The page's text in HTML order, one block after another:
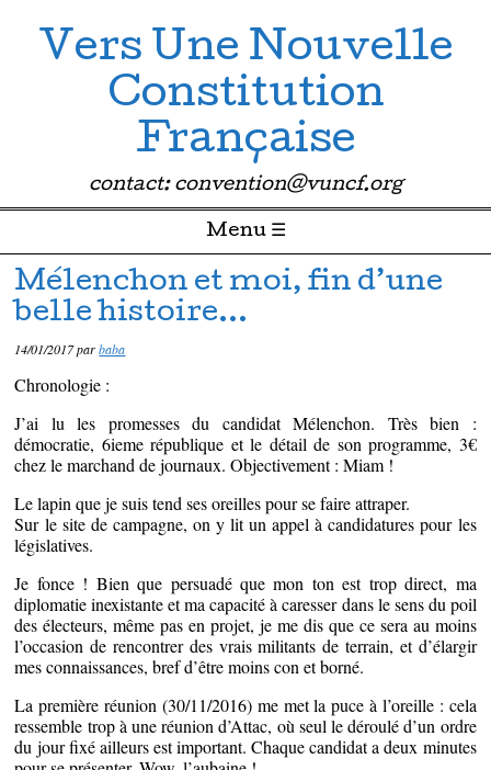
Vers Une Nouvelle
Constitution
Française
contact: convention@vuncf.org
Menu ☰
Passer directement au contenu
Mélenchon et moi, fin d’une
belle histoire…
14/01/2017parbaba
Chronologie :
J’ai lu les promesses du candidat Mélenchon. Très bien :
démocratie, 6ieme république et le détail de son programme, 3€
chez le marchand de journaux. Objectivement : Miam !
Le lapin que je suis tend ses oreilles pour se faire attraper.
Sur le site de campagne, on y lit un appel à candidatures pour les
législatives.
Je fonce ! Bien que persuadé que mon ton est trop direct, ma
diplomatie inexistante et ma capacité à caresser dans le sens du poil
des électeurs, même pas en projet, je me dis que ce sera au moins
l’occasion de rencontrer des vrais militants de terrain, et d’élargir
mes connaissances, bref d’être moins con et borné.
La première réunion (30/11/2016) me met la puce à l’oreille : cela
ressemble trop à une réunion d’Attac, où seul le déroulé d’un ordre
du jour fixé ailleurs est important. Chaque candidat a deux minutes